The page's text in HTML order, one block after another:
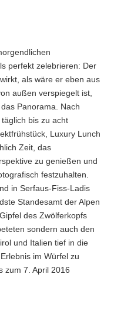
perfekt zelebrieren: Der
als wäre er eben aus
außen verspiegelt ist,
Panorama. Nach
bis zu acht
Luxury Lunch
Zeit, das
zu genießen und
festzuhalten.
in Serfaus-Fiss-Ladis
Standesamt der Alpen
des Zwölferkopfs
sondern auch den
und Italien tief in die
im Würfel zu
zum 7. April 2016